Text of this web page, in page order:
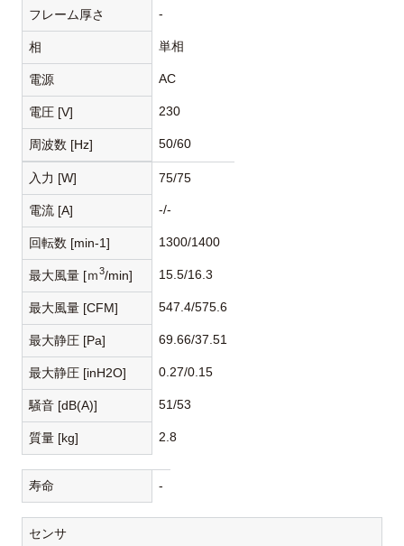
フレーム厚さ -
相 単相
電源 AC
電圧 [V] 230
周波数 [Hz] 50/60
入力 [W] 75/75
電流 [A] -/-
回転数 [min-1] 1300/1400
最大風量 [ｍ3/min] 15.5/16.3
最大風量 [CFM] 547.4/575.6
最大静圧 [Pa] 69.66/37.51
最大静圧 [inH2O] 0.27/0.15
騒音 [dB(A)] 51/53
質量 [kg] 2.8
寿命 -
センサ